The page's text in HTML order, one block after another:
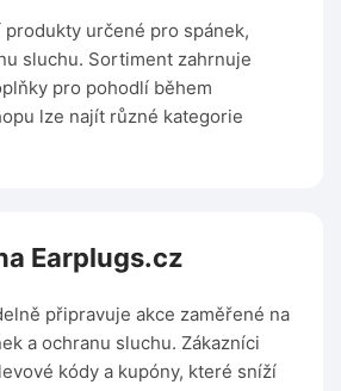
produkty určené pro spánek,
sluchu. Sortiment zahrnuje
pro pohodlí během
lze najít různé kategorie
Earplugs.cz
připravuje akce zaměřené na
a ochranu sluchu. Zákazníci
kódy a kupóny, které sníží